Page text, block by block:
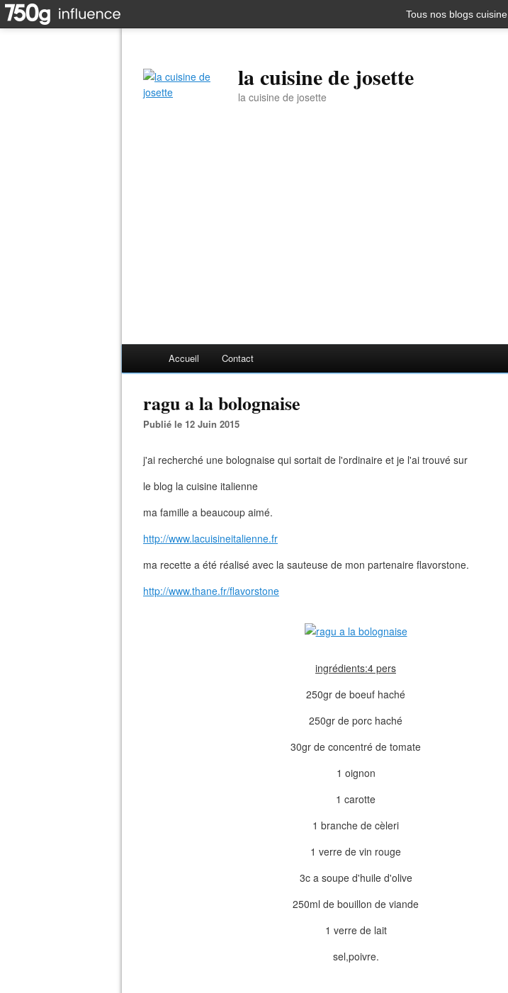
Tous nos blogs cuisine
la cuisine de josette
la cuisine de josette
Accueil Contact
ragu a la bolognaise
Publié le 12 Juin 2015
j'ai recherché une bolognaise qui sortait de l'ordinaire et je l'ai trouvé sur
le blog la cuisine italienne
ma famille a beaucoup aimé.
http://www.lacuisineitalienne.fr
ma recette a été réalisé avec la sauteuse de mon partenaire flavorstone.
http://www.thane.fr/flavorstone
ingrédients:4 pers
250gr de boeuf haché
250gr de porc haché
30gr de concentré de tomate
1 oignon
1 carotte
1 branche de cèleri
1 verre de vin rouge
3c a soupe d'huile d'olive
250ml de bouillon de viande
1 verre de lait
sel,poivre.